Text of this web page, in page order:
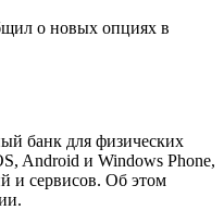
о новых опциях в
банк для физических
Android и Windows Phone,
и сервисов. Об этом